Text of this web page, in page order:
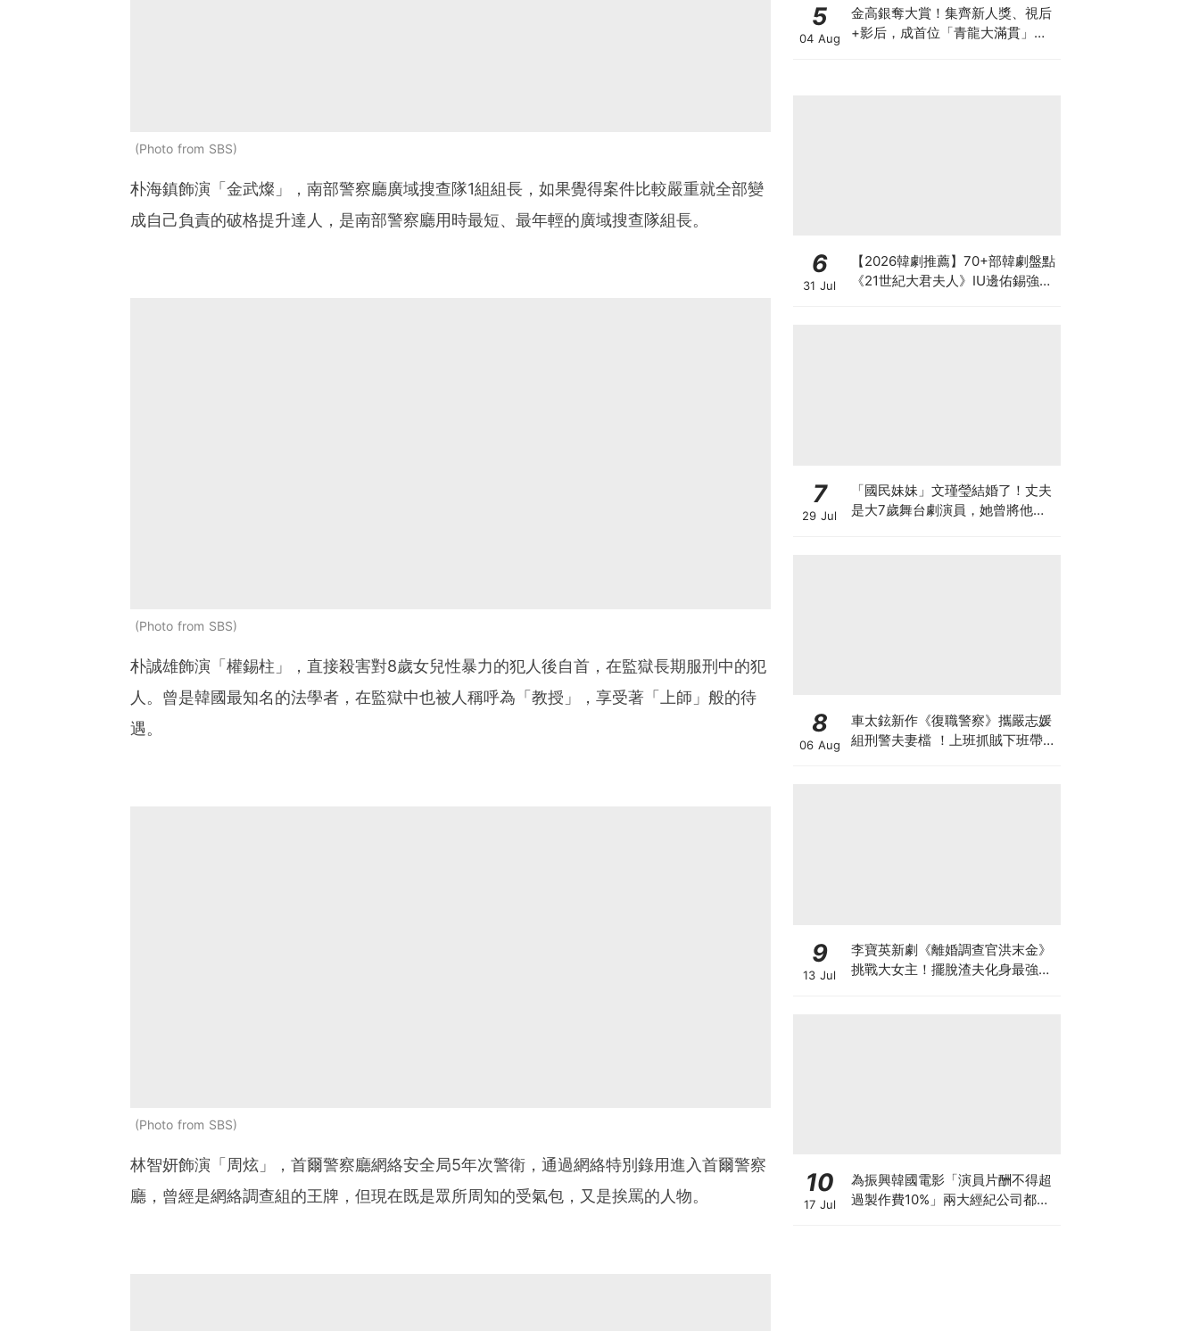
Photo from SBS
朴海鎮飾演「金武燦」，南部警察廳廣域搜查隊1組組長，如果覺得案件比較嚴重就全部變
成自己負責的破格提升達人，是南部警察廳用時最短、最年輕的廣域搜查隊組長。
Photo from SBS
朴誠雄飾演「權錫柱」，直接殺害對8歲女兒性暴力的犯人後自首，在監獄長期服刑中的犯
人。曾是韓國最知名的法學者，在監獄中也被人稱呼為「教授」，享受著「上師」般的待
遇。
Photo from SBS
林智妍飾演「周炫」，首爾警察廳網絡安全局5年次警衛，通過網絡特別錄用進入首爾警察
廳，曾經是網絡調查組的王牌，但現在既是眾所周知的受氣包，又是挨罵的人物。
5
04 Aug
金高銀奪大賞！集齊新人獎、視后
+影后，成首位「青龍大滿貫」得
6
31 Jul
【2026韓劇推薦】70+部韓劇盤點
《21世紀大君夫人》IU邊佑錫強強
7
29 Jul
「國民妹妹」文瑾瑩結婚了！丈夫
是大7歲舞台劇演員，她曾將他寫
8
06 Aug
車太鉉新作《復職警察》攜嚴志媛
組刑警夫妻檔 ！上班抓賊下班帶五
9
13 Jul
李寶英新劇《離婚調查官洪末金》
挑戰大女主！擺脫渣夫化身最強單
10
17 Jul
為振興韓國電影「演員片酬不得超
過製作費10%」兩大經紀公司都響